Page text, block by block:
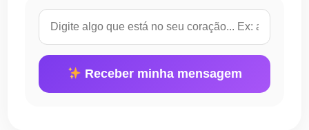
Receber minha mensagem